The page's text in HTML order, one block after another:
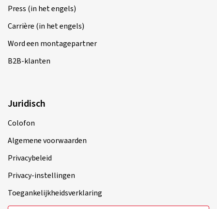
Press (in het engels)
Carrière (in het engels)
Word een montagepartner
B2B-klanten
Juridisch
Colofon
Algemene voorwaarden
Privacybeleid
Privacy-instellingen
Toegankelijkheidsverklaring